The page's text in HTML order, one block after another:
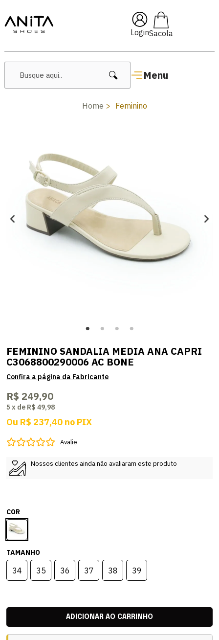
Login
Menu
Pai10
Home Feminino
FEMININO SANDALIA MEDIA ANA CAPRI
C3068800290006 AC BONE
R$ 249,90
5 x de R$ 49,98
Ou R$ 237,40 no PIX
Avalie
Nossos clientes ainda não avaliaram este produto
COR
TAMANHO
34 35 36 37 38 39